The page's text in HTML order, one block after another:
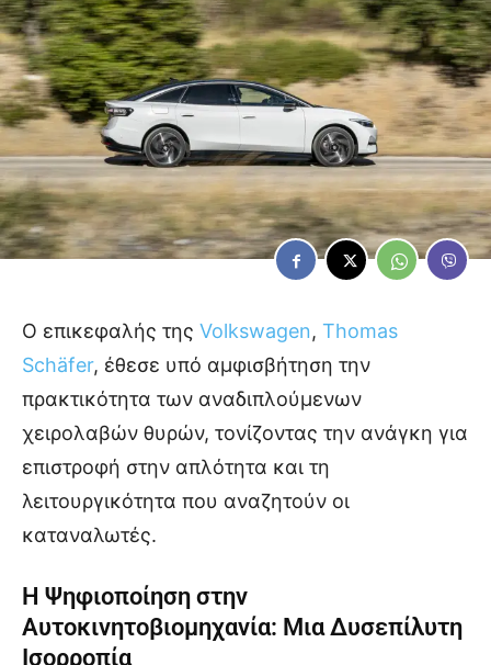
Ο επικεφαλής της Volkswagen, Thomas
Schäfer, έθεσε υπό αμφισβήτηση την
πρακτικότητα των αναδιπλούμενων
χειρολαβών θυρών, τονίζοντας την ανάγκη για
επιστροφή στην απλότητα και τη
λειτουργικότητα που αναζητούν οι
καταναλωτές.
Η Ψηφιοποίηση στην
Αυτοκινητοβιομηχανία: Μια Δυσεπίλυτη
Ισορροπία